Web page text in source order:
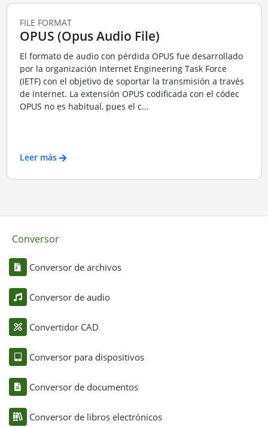
FILE FORMAT
OPUS (Opus Audio File)
El formato de audio con pérdida OPUS fue desarrollado
por la organización Internet Engineering Task Force
(IETF) con el objetivo de soportar la transmisión a través
de internet. La extensión OPUS codificada con el códec
OPUS no es habitual, pues el c...
Leer más
Conversor
Conversor de archivos
Conversor de audio
Convertidor CAD
Conversor para dispositivos
Conversor de documentos
Conversor de libros electrónicos